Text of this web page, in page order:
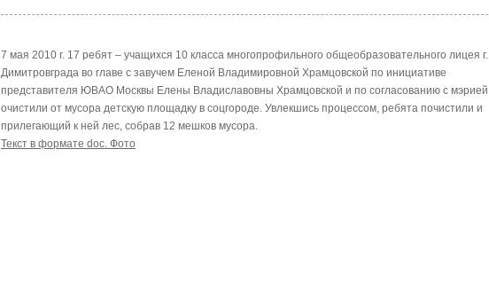
7 мая 2010 г. 17 ребят – учащихся 10 класса многопрофильного общеобразовательного лицея г.
Димитровграда во главе с завучем Еленой Владимировной Храмцовской по инициативе
представителя ЮВАО Москвы Елены Владиславовны Храмцовской и по согласованию с мэрией
очистили от мусора детскую площадку в соцгороде. Увлекшись процессом, ребята почистили и
прилегающий к ней лес, собрав 12 мешков мусора.
Текст в формате doc. Фото